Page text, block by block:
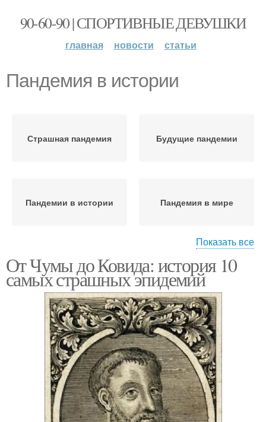
90-60-90 | СПОРТИВНЫЕ ДЕВУШКИ
главная новости статьи
Пандемия в истории
Страшная пандемия Будущие пандемии
Пандемии в истории Пандемия в мире
Масштабная пандемия
Показать все
От Чумы до Ковида: история 10
самых страшных эпидемий